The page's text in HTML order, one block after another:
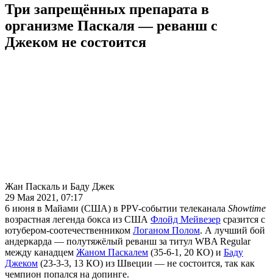
Три запрещённых препарата в
организме Паскаля — реванш с
Джеком не состоится
Жан Паскаль и Баду Джек
29 Мая 2021, 07:17
6 июня в Майами (США) в PPV-событии телеканала Showtime
возрастная легенда бокса из США Флойд Мейвезер сразится с
ютубером-соотечественником Логаном Полом. А лучший бой
андеркарда — полутяжёлый реванш за титул WBA Regular
между канадцем Жаном Паскалем (35-6-1, 20 КО) и Баду
Джеком (23-3-3, 13 КО) из Швеции — не состоится, так как
чемпион попался на допинге.